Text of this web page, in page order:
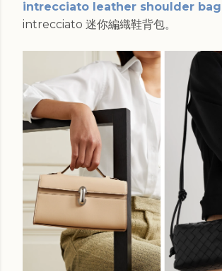
intrecciato leather shoulder bag
intrecciato 迷你編織鞋背包。